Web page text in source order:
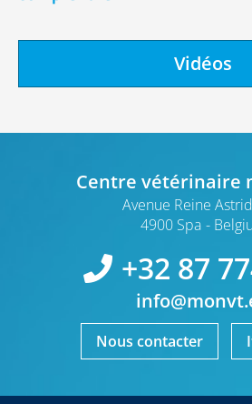
Vidéos
Centre vétérinaire
Avenue Reine
4900 Spa
+32 87
Nous contacter